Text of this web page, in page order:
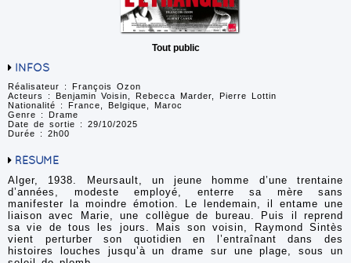
Tout public
INFOS
Réalisateur : François Ozon
Acteurs : Benjamin Voisin, Rebecca Marder, Pierre Lottin
Nationalité : France, Belgique, Maroc
Genre : Drame
Date de sortie : 29/10/2025
Durée : 2h00
RÉSUMÉ
Alger, 1938. Meursault, un jeune homme d’une trentaine
d’années, modeste employé, enterre sa mère sans
manifester la moindre émotion. Le lendemain, il entame une
liaison avec Marie, une collègue de bureau. Puis il reprend
sa vie de tous les jours. Mais son voisin, Raymond Sintès
vient perturber son quotidien en l’entraînant dans des
histoires louches jusqu’à un drame sur une plage, sous un